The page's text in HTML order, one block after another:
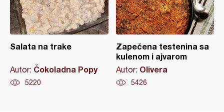
Salata na trake
Autor: Čokoladna Popy
5220
Zapečena testenina sa
kulenom i ajvarom
Autor: Olivera
5426